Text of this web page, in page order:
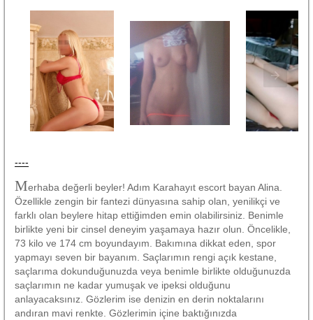
----
Merhaba değerli beyler! Adım Karahayıt escort bayan Alina.
Özellikle zengin bir fantezi dünyasına sahip olan, yenilikçi ve
farklı olan beylere hitap ettiğimden emin olabilirsiniz. Benimle
birlikte yeni bir cinsel deneyim yaşamaya hazır olun. Öncelikle,
73 kilo ve 174 cm boyundayım. Bakımına dikkat eden, spor
yapmayı seven bir bayanım. Saçlarımın rengi açık kestane,
saçlarıma dokunduğunuzda veya benimle birlikte olduğunuzda
saçlarımın ne kadar yumuşak ve ipeksi olduğunu
anlayacaksınız. Gözlerim ise denizin en derin noktalarını
andıran mavi renkte. Gözlerimin içine baktığınızda